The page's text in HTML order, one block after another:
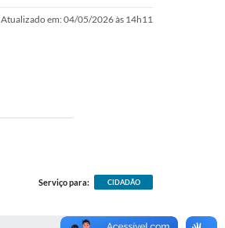
Atualizado em: 04/05/2026 às 14h11
Serviço para: CIDADÃO